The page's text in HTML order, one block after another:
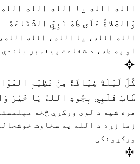
الله الله يا الله الله
وَالصَّلاةُ عَلَى طَهَ نَبِيِّ الشَّفَاعَةْ
الله الله، یا الله، الله
او په طه، د شفاعت پیغمبر
كُلَّ لَيْلَةْ ضِيَافَةْ مِنْ عَظِيْمِ
طَابَ قَلْبِي بِجُودِ اللهْ يَا خَيْرَ
هره شپه د لوی ورکړې څخه
زما زړه د الله په سخاوت
ورکړونکی